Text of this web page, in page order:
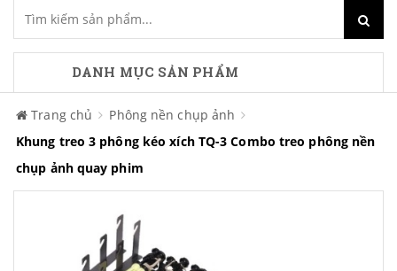
DANH MỤC SẢN PHẨM
Trang chủ
Phông nền chụp ảnh
Khung treo 3 phông kéo xích TQ-3 Combo treo phông nền
chụp ảnh quay phim